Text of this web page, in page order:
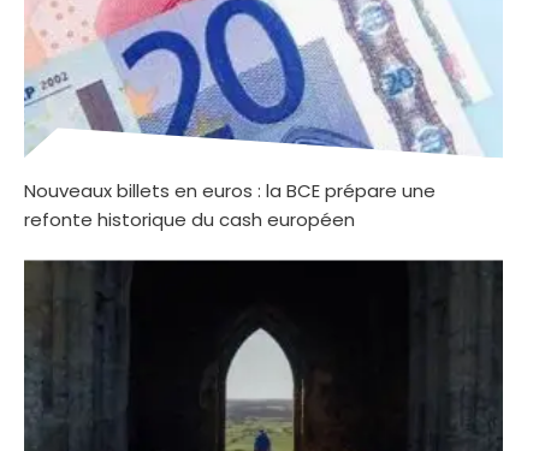
Nouveaux billets en euros : la BCE prépare une
refonte historique du cash européen